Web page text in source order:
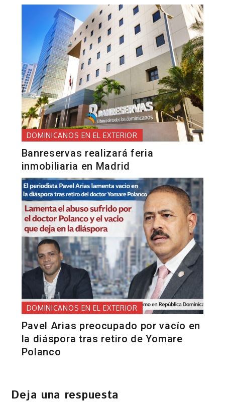
DOMINICANOS EN EL EXTERIOR
Banreservas realizará feria
inmobiliaria en Madrid
DOMINICANOS EN EL EXTERIOR
Pavel Arias preocupado por vacío en
la diáspora tras retiro de Yomare
Polanco
Deja una respuesta